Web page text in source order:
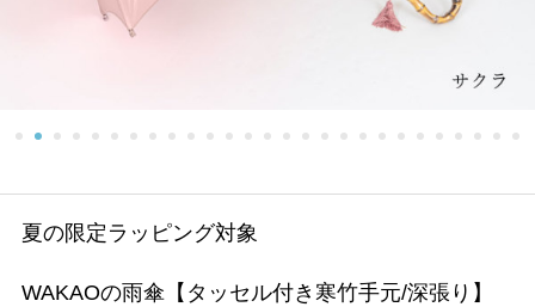
夏の限定ラッピング対象
WAKAOの雨傘【タッセル付き寒竹手元/深張り】